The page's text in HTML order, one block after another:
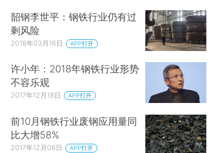
韶钢李世平：钢铁行业仍有过
剩风险
2018年03月16日 APP打开
许小年：2018年钢铁行业形势
不容乐观
2017年12月18日 APP打开
前10月钢铁行业废钢应用量同
比大增58%
2017年12月08日 APP打开